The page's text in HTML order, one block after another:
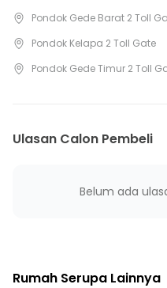
15 menit ke Gerbang Tol
20 menit ke Stasiun Halim
25 menit ke Gerbang Tol
Pondok Gede Barat 2 Toll
Pondok Kelapa 2 Toll Gate
Pondok Gede Timur 2 Toll
Ulasan Calon Pembeli
Belum ada
Rumah Serupa Lainnya